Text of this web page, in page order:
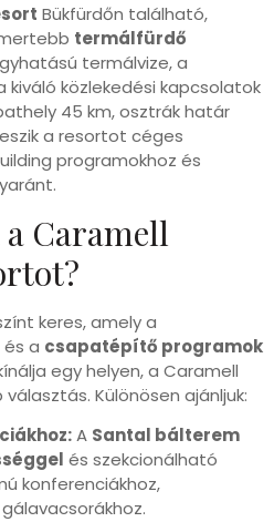
Bükfürdőn található,
termálfürdő
termálvize, a
közlekedési kapcsolatok
45 km, osztrák határ
a resortot céges
programokhoz és
Caramell
keres, amely a
és a csapatépítő programok
egy helyen, a Caramell
Különösen ajánljuk:
A Santal bálterem
és szekcionálható
konferenciákhoz,